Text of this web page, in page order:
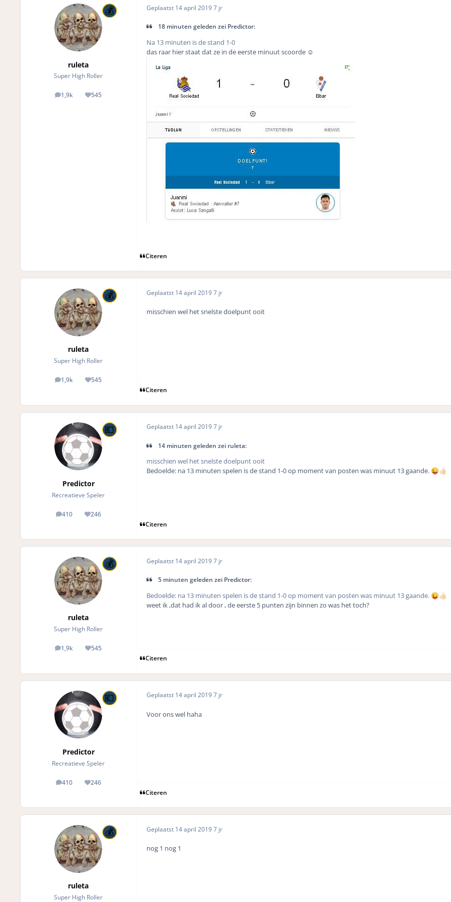
ruleta
Super High Roller
1,9k
posts 545
Reputation
Geplaatst 14 april 20197 jr
18 minuten geleden zei Predictor:
Na 13 minuten is de stand 1-0
das raar hier staat dat ze in de eerste minuut scoorde ☺️
Citeren
ruleta
Super High Roller
1,9k
posts 545
Reputation
Geplaatst 14 april 20197 jr
misschien wel het snelste doelpunt ooit
Citeren
Predictor
Recreatieve Speler
410
posts 246
Reputation
Geplaatst 14 april 20197 jr
14 minuten geleden zei ruleta:
misschien wel het snelste doelpunt ooit
Bedoelde: na 13 minuten spelen is de stand 1-0 op moment van posten was minuut 13 gaande. 😜👍🏻
Citeren
ruleta
Super High Roller
1,9k
posts 545
Reputation
Geplaatst 14 april 20197 jr
5 minuten geleden zei Predictor:
Bedoelde: na 13 minuten spelen is de stand 1-0 op moment van posten was minuut 13 gaande. 😜👍🏻
weet ik ,dat had ik al door , de eerste 5 punten zijn binnen zo was het toch?
Citeren
Predictor
Recreatieve Speler
410
posts 246
Reputation
Geplaatst 14 april 20197 jr
Voor ons wel haha
Citeren
ruleta
Super High Roller
Geplaatst 14 april 20197 jr
nog 1 nog 1